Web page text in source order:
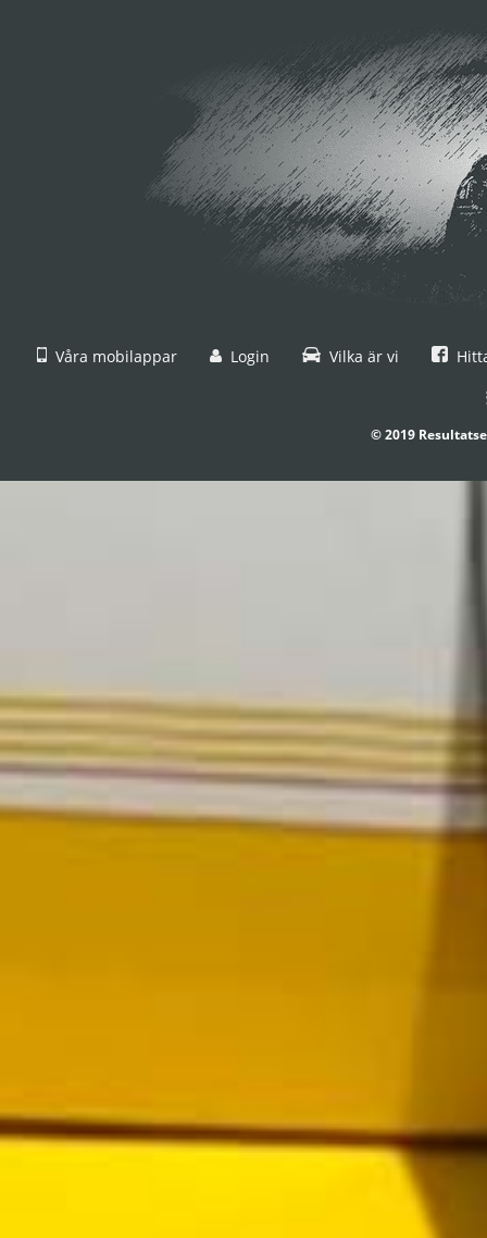
Våra mobilappar Login Vilka är vi
© 2019